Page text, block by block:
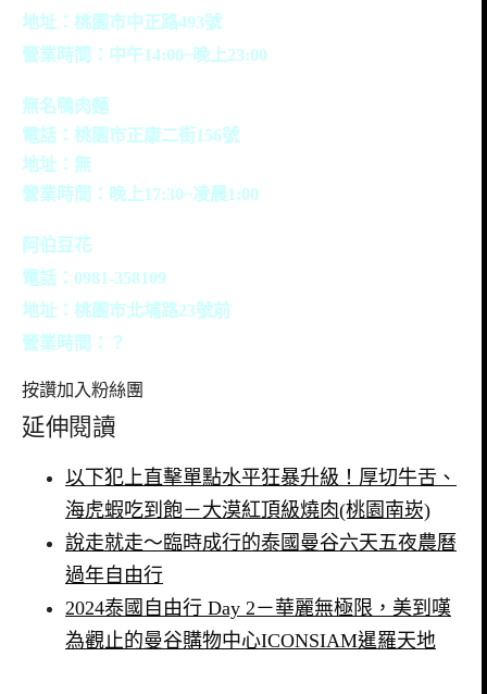
地址：桃園市中正路493號
營業時間：中午14:00~晚上23:00
無名鴨肉麵
電話：桃園市正康二街156號
地址：無
營業時間：晚上17:30~凌晨1:00
阿伯豆花
電話：0981-358109
地址：桃園市北埔路23號前
營業時間：？
按讚加入粉絲團
延伸閱讀
以下犯上直擊單點水平狂暴升級！厚切牛舌、
海虎蝦吃到飽－大漠紅頂級燒肉(桃園南崁)
說走就走～臨時成行的泰國曼谷六天五夜農曆
過年自由行
2024泰國自由行 Day 2－華麗無極限，美到嘆
為觀止的曼谷購物中心ICONSIAM暹羅天地